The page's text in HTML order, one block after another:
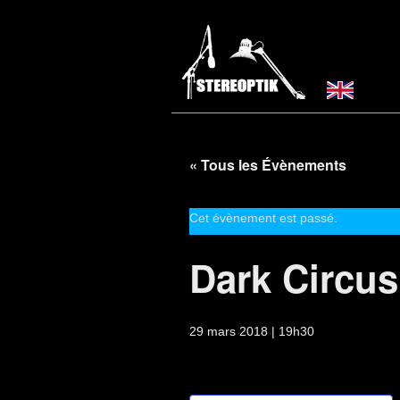
« Tous les Évènements
Cet évènement est passé.
Dark Circus
29 mars 2018 | 19h30